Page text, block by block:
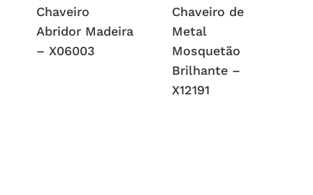
Chaveiro
Abridor Madeira
– X06003
Chaveiro de
Metal
Mosquetão
Brilhante –
X12191